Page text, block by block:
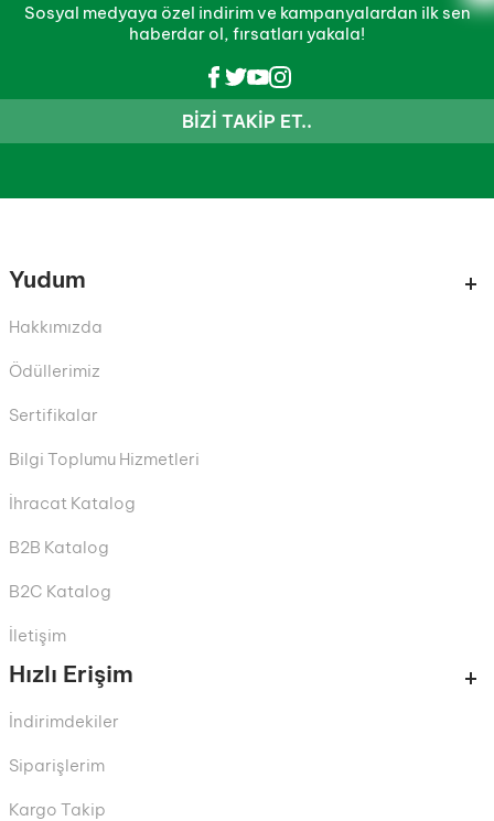
Sosyal medyaya özel indirim ve kampanyalardan ilk sen
haberdar ol, fırsatları yakala!
BIZI TAKIP ET..
Yudum
Hakkımızda
Ödüllerimiz
Sertifikalar
Bilgi Toplumu Hizmetleri
İhracat Katalog
B2B Katalog
B2C Katalog
İletişim
Hızlı Erişim
İndirimdekiler
Siparişlerim
Kargo Takip